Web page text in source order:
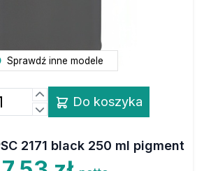
Sprawdź inne modele
Do koszyka
2171 black 250 ml pigment